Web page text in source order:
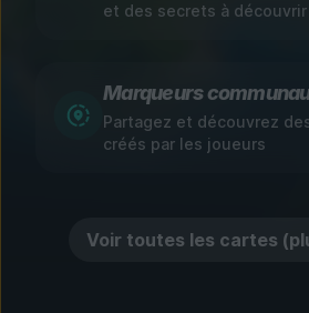
et des secrets à découvrir
Marqueurs
Partagez et découvrez
créés par les joueurs
Voir toutes les cartes